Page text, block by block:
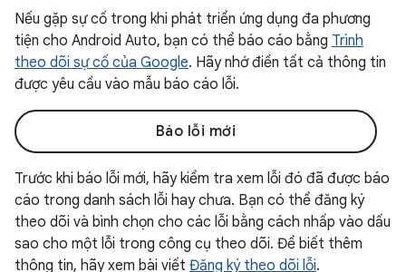
Nếu gặp sự cố trong khi phát triển ứng dụng đa phương
tiện cho Android Auto, bạn có thể báo cáo bằng Trình
theo dõi sự cố của Google. Hãy nhớ điền tất cả thông tin
được yêu cầu vào mẫu báo cáo lỗi.
Báo lỗi mới
Trước khi báo lỗi mới, hãy kiểm tra xem lỗi đó đã được báo
cáo trong danh sách lỗi hay chưa. Bạn có thể đăng ký
theo dõi và bình chọn cho các lỗi bằng cách nhấp vào dấu
sao cho một lỗi trong công cụ theo dõi. Để biết thêm
thông tin, hãy xem bài viết Đăng ký theo dõi lỗi.